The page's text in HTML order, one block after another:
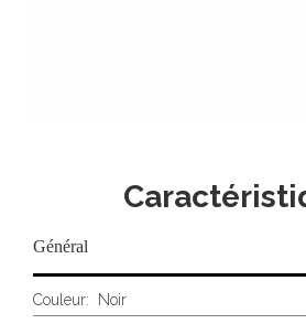
Général
Couleur: Noir